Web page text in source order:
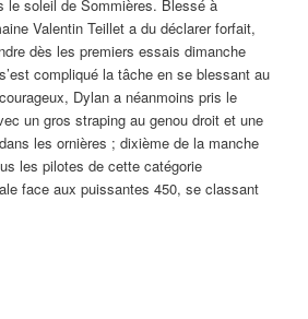
le soleil de Sommières. Blessé à
Valentin Teillet a du déclarer forfait,
dès les premiers essais dimanche
compliqué la tâche en se blessant au
Dylan a néanmoins pris le
un gros straping au genou droit et une
les ornières ; dixième de la manche
les pilotes de cette catégorie
face aux puissantes 450, se classant